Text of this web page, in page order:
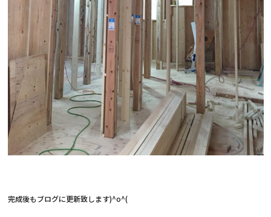
完成後もブログに更新致します)^o^(